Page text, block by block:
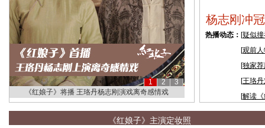
1 2
3
《红娘子》将播 王珞丹杨志刚演戏离奇感情戏
杨志刚冲
热播动态： [疑似
[观前
[独家
[王珞
[解读
《红娘子》主演定妆照